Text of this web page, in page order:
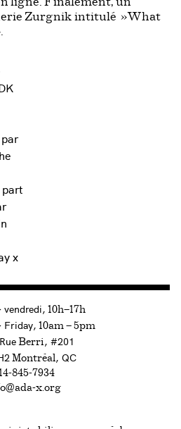
Zurgnik intitulé »What
x
à
vendredi, 10h—17h
toFriday, 10am — 5pm
Berri, #201
Montréal, QC
845-7934
x.org